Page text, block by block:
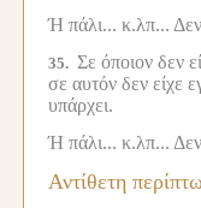
Ή πάλι... κ.λπ...
35. Σε όποιον δεν
σε αυτόν δεν είχε
υπάρχει.
Ή πάλι... κ.λπ...
Αντίθετη